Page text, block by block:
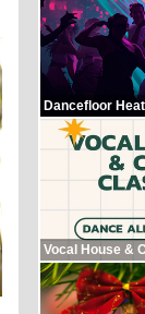
Dancefloor
Vocal House &